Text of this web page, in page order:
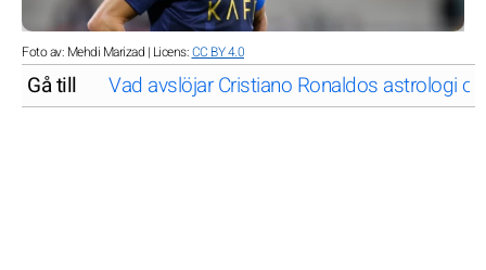
Foto av: Mehdi Marizad | Licens:CC BY 4.0
Gå till Vad avslöjar Cristiano Ronaldos astrologi